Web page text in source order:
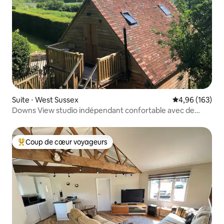
Suite ⋅ West Sussex Évaluation
4,96 (163)
Downs View studio indépendant confortable avec de
Coups de cœur voyageurs les plus appréciés
Coup de cœur voyageurs